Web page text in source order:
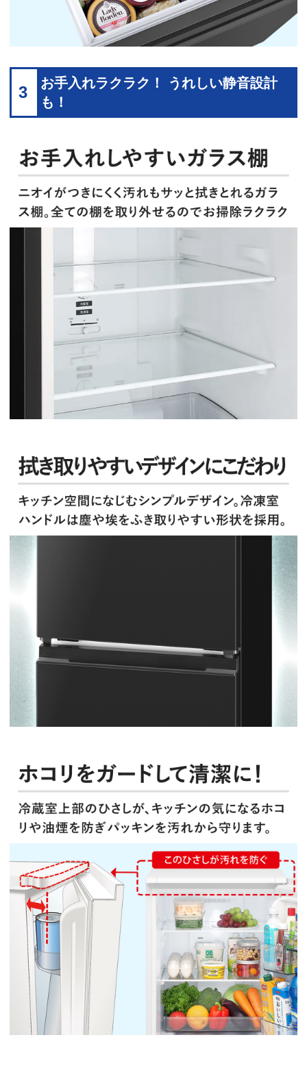
3
お手入れラクラク！ うれしい静音設計
も！